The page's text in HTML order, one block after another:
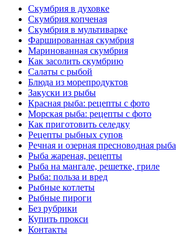
Скумбрия в духовке
Скумбрия копченая
Скумбрия в мультиварке
Фаршированная скумбрия
Маринованная скумбрия
Как засолить скумбрию
Салаты с рыбой
Блюда из морепродуктов
Закуски из рыбы
Красная рыба: рецепты с фото
Морская рыба: рецепты с фото
Как приготовить селедку
Рецепты рыбных супов
Речная и озерная пресноводная рыба
Рыба жареная, рецепты
Рыба на мангале, решетке, гриле
Рыба: польза и вред
Рыбные котлеты
Рыбные пироги
Без рубрики
Купить прокси
Контакты